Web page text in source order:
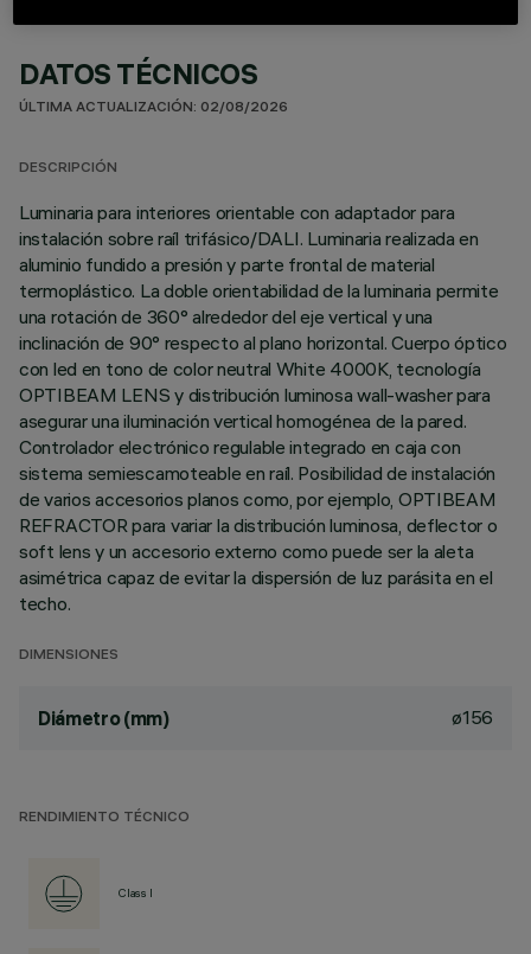
DATOS TÉCNICOS
ÚLTIMA ACTUALIZACIÓN: 02/08/2026
DESCRIPCIÓN
Luminaria para interiores orientable con adaptador para
instalación sobre raíl trifásico/DALI. Luminaria realizada en
aluminio fundido a presión y parte frontal de material
termoplástico. La doble orientabilidad de la luminaria permite
una rotación de 360° alrededor del eje vertical y una
inclinación de 90° respecto al plano horizontal. Cuerpo óptico
con led en tono de color neutral White 4000K, tecnología
OPTIBEAM LENS y distribución luminosa wall-washer para
asegurar una iluminación vertical homogénea de la pared.
Controlador electrónico regulable integrado en caja con
sistema semiescamoteable en raíl. Posibilidad de instalación
de varios accesorios planos como, por ejemplo, OPTIBEAM
REFRACTOR para variar la distribución luminosa, deflector o
soft lens y un accesorio externo como puede ser la aleta
asimétrica capaz de evitar la dispersión de luz parásita en el
techo.
DIMENSIONES
Diámetro (mm) ø156
RENDIMIENTO TÉCNICO
Class I